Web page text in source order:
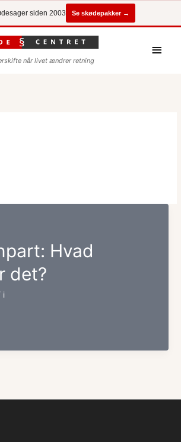
siden 2003 Se skødepakker →
når livet ændrer retning
Hvad
det?
i